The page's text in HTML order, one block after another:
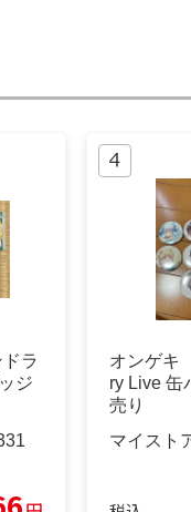
ラ
ジ
オンゲキ
ry Live
売り
マイスト